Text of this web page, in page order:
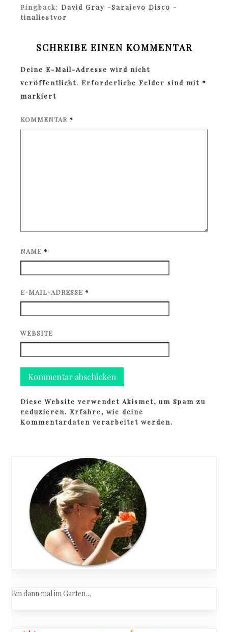
Pingback:David Gray -Sarajevo Disco -
tinaliestvor
SCHREIBE EINEN KOMMENTAR
Deine E-Mail-Adresse wird nicht
veröffentlicht. Erforderliche Felder sind mit *
markiert
KOMMENTAR *
NAME *
E-MAIL-ADRESSE *
WEBSITE
Diese Website verwendet Akismet, um Spam zu
reduzieren.Erfahre, wie deine
Kommentardaten verarbeitet werden.
Bin dann mal im Garten…